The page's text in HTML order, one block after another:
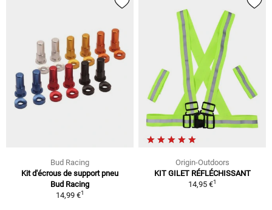
Bud Racing
Kit d'écrous de support pneu
Bud Racing
14,99 €1
Origin-Outdoors
KIT GILET RÉFLÉCHISSANT
14,95 €1